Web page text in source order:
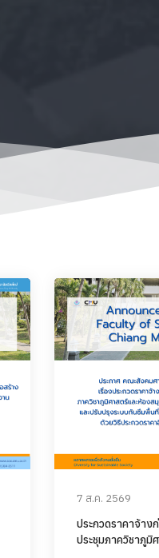
7 ส.ค. 2569
ประกวดราคาจ้า
ประชุมภาควิชาภู